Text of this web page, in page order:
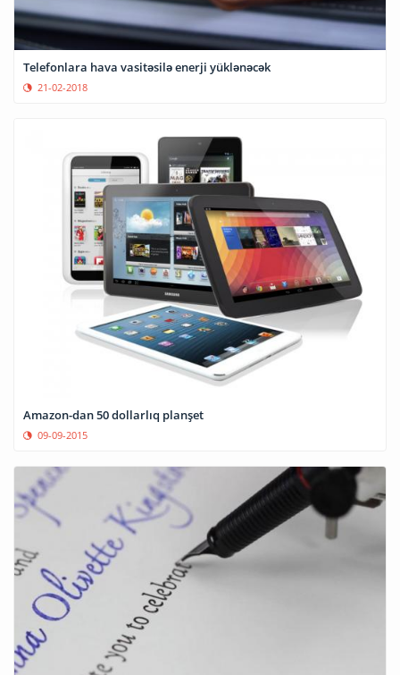
Telefonlara hava vasitəsilə enerji yüklənəcək
21-02-2018
Amazon-dan 50 dollarlıq planşet
09-09-2015